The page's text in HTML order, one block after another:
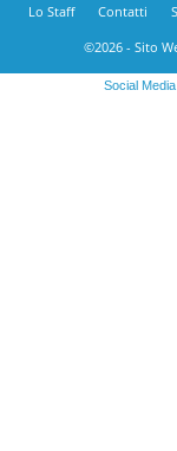
Lo Staff Contatti
©2026 - Sito
Social